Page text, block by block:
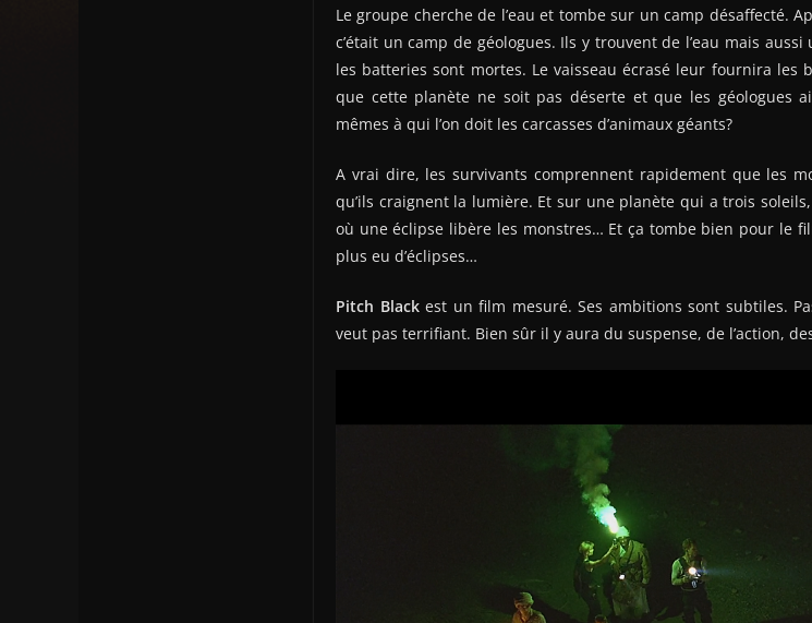
Le groupe cherche de l’eau et tombe sur un camp désaffecté.
c’était un camp de géologues. Ils y trouvent de l’eau mais
les batteries sont mortes. Le vaisseau écrasé leur fournira les
que cette planète ne soit pas déserte et que les géologues
mêmes à qui l’on doit les carcasses d’animaux géants?
A vrai dire, les survivants comprennent rapidement que les
qu’ils craignent la lumière. Et sur une planète qui a trois
où une éclipse libère les monstres… Et ça tombe bien pour le
plus eu d’éclipses…
Pitch Blackest un film mesuré. Ses ambitions sont subtiles.
veut pas terrifiant. Bien sûr il y aura du suspense, de l’action,